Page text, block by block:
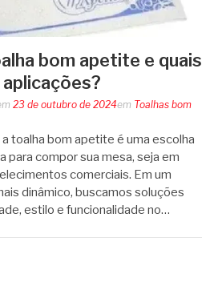
bom apetite e quais
23 de outubro de 2024em Toalhas bom
toalha bom apetite é uma escolha
para compor sua mesa, seja em
comerciais. Em um
dinâmico, buscamos soluções
estilo e funcionalidade no…